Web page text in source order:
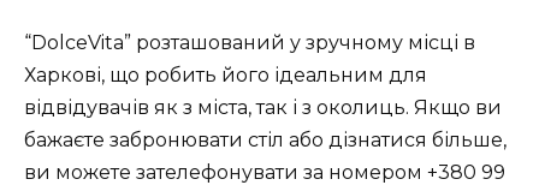
“DolceVita” розташований у зручному місці в
Харкові, що робить його ідеальним для
відвідувачів як з міста, так і з околиць. Якщо ви
бажаєте забронювати стіл або дізнатися більше,
ви можете зателефонувати за номером +380 99